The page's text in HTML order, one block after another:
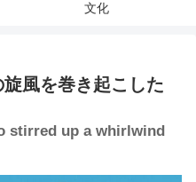
文化
風を巻き起こした
stirred up a whirlwind